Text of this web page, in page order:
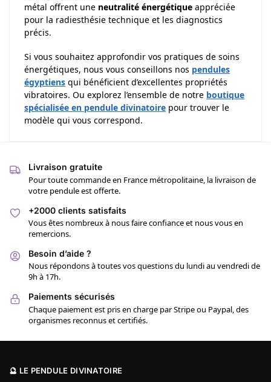
métal offrent une neutralité énergétique appréciée
pour la radiesthésie technique et les diagnostics
précis.
Si vous souhaitez approfondir vos pratiques de soins
énergétiques, nous vous conseillons nos pendules
égyptiens qui bénéficient d’excellentes propriétés
vibratoires. Ou explorez l’ensemble de notre boutique
spécialisée en pendule divinatoire pour trouver le
modèle qui vous correspond.
Livraison gratuite
Pour toute commande en France métropolitaine, la livraison de
votre pendule est offerte.
+2000 clients satisfaits
Vous êtes nombreux à nous faire confiance et nous vous en
remercions.
Besoin d’aide ?
Nous répondons à toutes vos questions du lundi au vendredi de
9h à 17h.
Paiements sécurisés
Chaque paiement est pris en charge par Stripe ou Paypal, des
organismes reconnus et certifiés.
🔮 LE PENDULE DIVINATOIRE